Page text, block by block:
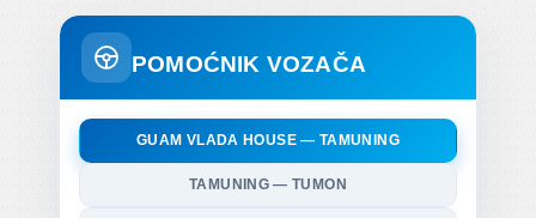
POMOĆNIK VOZAČA
GUAM VLADA HOUSE — TAMUNING
TAMUNING — TUMON